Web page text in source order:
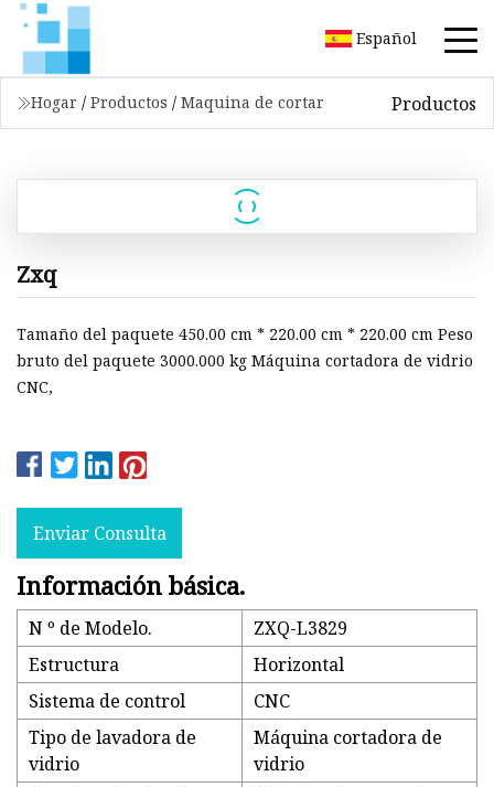
Español
Hogar / Productos / Maquina de cortar Productos
Zxq
Tamaño del paquete 450.00 cm * 220.00 cm * 220.00 cm Peso
bruto del paquete 3000.000 kg Máquina cortadora de vidrio
CNC,
Enviar Consulta
Información básica.
N º de Modelo.
ZXQ-L3829
Estructura
Horizontal
Sistema de control
CNC
Tipo de lavadora de
vidrio
Máquina cortadora de
vidrio